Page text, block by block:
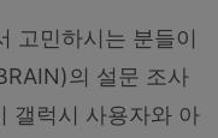
고민하시는 분들이
의 설문 조사
갤럭시 사용자와 아